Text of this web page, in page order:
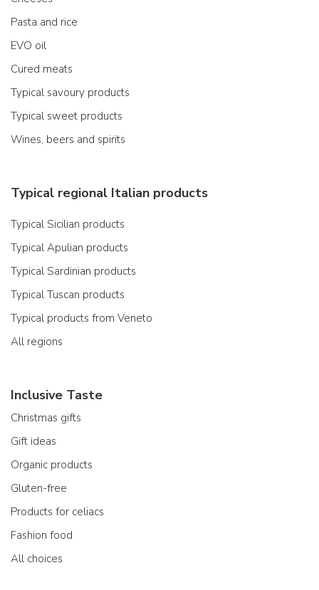
Pasta and rice
EVO oil
Cured meats
Typical savoury products
Typical sweet products
Wines, beers and spirits
Typical regional Italian products
Typical Sicilian products
Typical Apulian products
Typical Sardinian products
Typical Tuscan products
Typical products from Veneto
All regions
Inclusive Taste
Christmas gifts
Gift ideas
Organic products
Gluten-free
Products for celiacs
Fashion food
All choices